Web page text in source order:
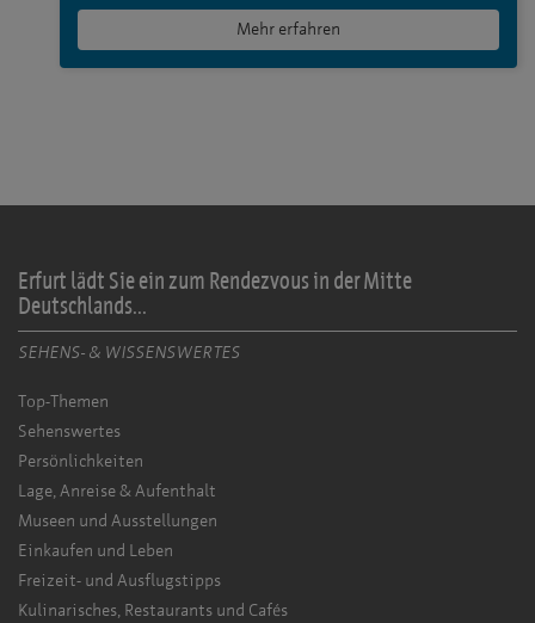
Mehr erfahren
Erfurt lädt Sie ein zum Rendezvous in der Mitte
Deutschlands...
SEHENS- & WISSENSWERTES
Top-Themen
Sehenswertes
Persönlichkeiten
Lage, Anreise & Aufenthalt
Museen und Ausstellungen
Einkaufen und Leben
Freizeit- und Ausflugstipps
Kulinarisches, Restaurants und Cafés